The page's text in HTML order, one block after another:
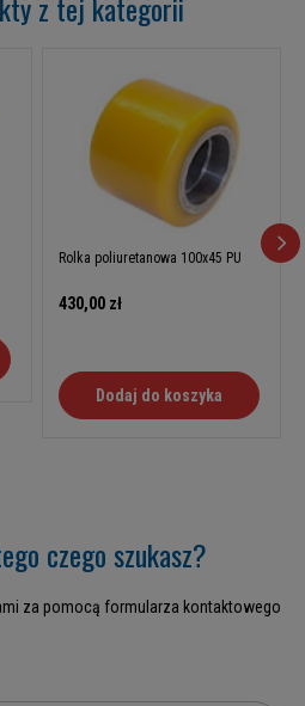
Rolka poliuretanowa 100x45 PU
430,00 zł
Dodaj do koszyka
czego szukasz?
za pomocą formularza kontaktowego